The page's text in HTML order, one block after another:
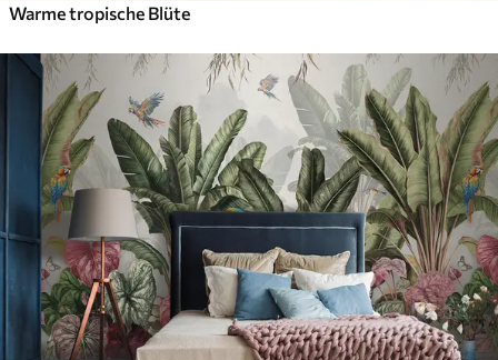
Warme tropische Blüte